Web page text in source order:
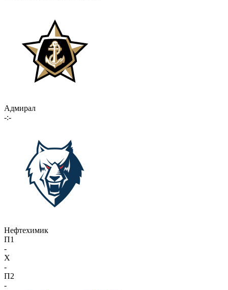
Адмирал
-:-
Нефтехимик
П1
-
X
-
П2
-